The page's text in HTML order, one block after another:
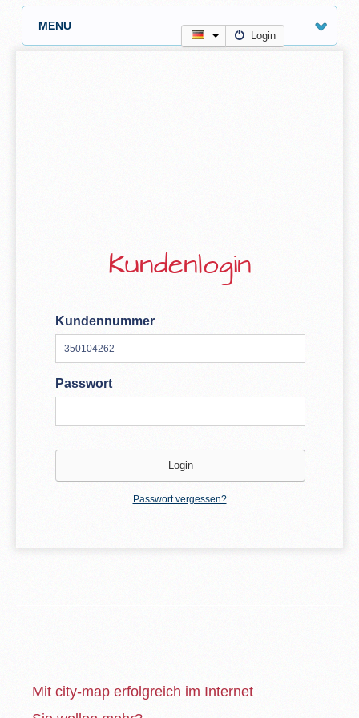
MENU
Login
Kundenlogin
Kundennummer
Passwort
Passwort vergessen?
Mit city-map erfolgreich im Internet